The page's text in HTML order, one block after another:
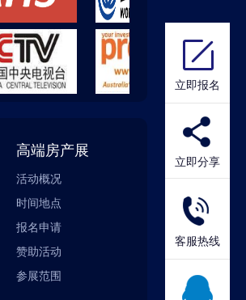
高端房产展
活动概况
时间地点
报名申请
赞助活动
参展范围
立即报名
立即分享
客服热线